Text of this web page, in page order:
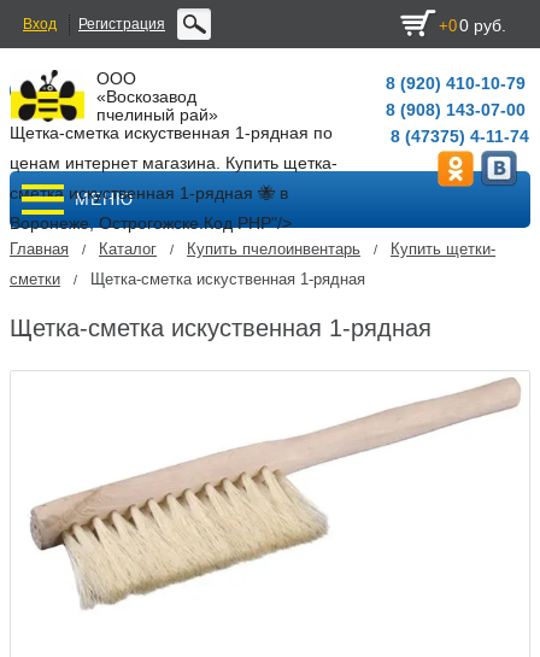
Вход Регистрация +00 руб.
ООО
«Воскозавод
пчелиный рай»
Щетка-сметка искуственная 1-рядная по
ценам интернет магазина. Купить щетка-
сметка искуственная 1-рядная 🐝 в
Воронеже, Острогожске. Код PHP"/>
8 (920) 410-10-79
8 (908) 143-07-00
8 (47375) 4-11-74
МЕНЮ
Главная / Каталог / Купить пчелоинвентарь /
Купить щетки-
сметки
/ Щетка-сметка искуственная 1-рядная
Щетка-сметка искуственная 1-рядная